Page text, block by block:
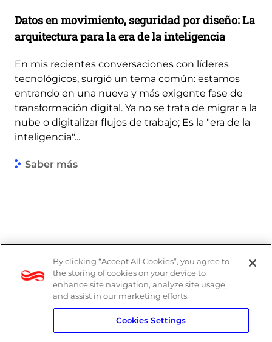
Datos en movimiento, seguridad por diseño: La
arquitectura para la era de la inteligencia
En mis recientes conversaciones con líderes
tecnológicos, surgió un tema común: estamos
entrando en una nueva y más exigente fase de
transformación digital. Ya no se trata de migrar a la
nube o digitalizar flujos de trabajo; Es la "era de la
inteligencia"...
Saber más
By clicking “Accept All Cookies”, you agree to
the storing of cookies on your device to
enhance site navigation, analyze site usage,
and assist in our marketing efforts.
Cookies Settings